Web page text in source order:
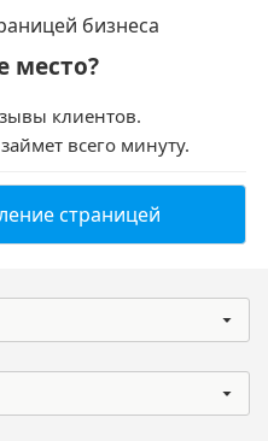
место?
клиентов.
всего минуту.
страницей